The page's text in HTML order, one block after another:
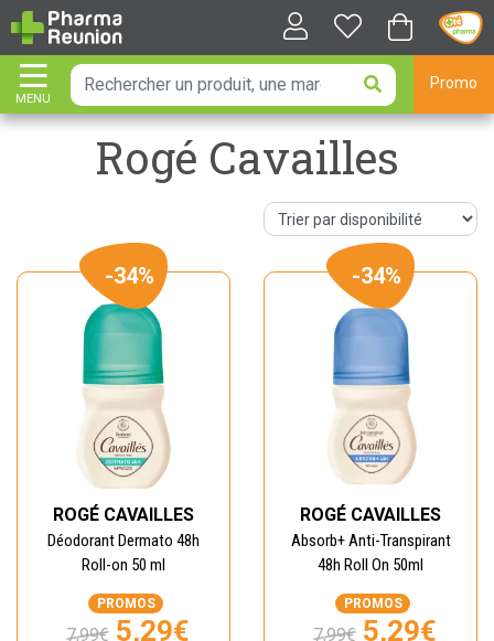
MENU
AFFICHER LA NAVIGATION
Promo
Rogé Cavailles
-34%
ROGÉ CAVAILLES
Déodorant Dermato 48h
Roll-on 50 ml
PROMOS
7,99€ 5,29€
-34%
ROGÉ CAVAILLES
Absorb+ Anti-Transpirant
48h Roll On 50ml
PROMOS
7,99€ 5,29€